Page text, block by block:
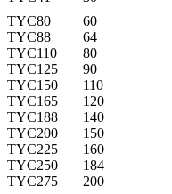
TYC80
60
TYC88
64
TYC110
80
TYC125
90
TYC150
110
TYC165
120
TYC188
140
TYC200
150
TYC225
160
TYC250
184
TYC275
200